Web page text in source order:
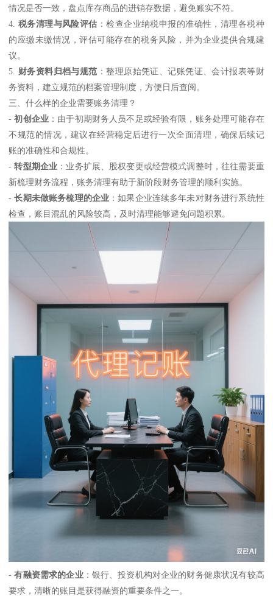
情况是否一致，盘点库存商品的进销存数据，避免账实不符。
4. 税务清理与风险评估 ：检查企业纳税申报的准确性，清理各税种
的应缴未缴情况，评估可能存在的税务风险，并为企业提供合规建
议。
5. 财务资料归档与规范 ：整理原始凭证、记账凭证、会计报表等财
务资料，建立规范的档案管理制度，方便日后查阅。
三、什么样的企业需要账务清理？
-初创企业 ：由于初期财务人员不足或经验有限，账务处理可能存在
不规范的情况，建议在经营稳定后进行一次全面清理，确保后续记
账的准确性和合规性。
-转型期企业 ：业务扩展、股权变更或经营模式调整时，往往需要重
新梳理财务流程，账务清理有助于新阶段财务管理的顺利实施。
-长期未做账务梳理的企业 ：如果企业连续多年未对财务进行系统性
检查，账目混乱的风险较高，及时清理能够避免问题积累。
-有融资需求的企业：银行、投资机构对企业的财务健康状况有较高
要求，清晰的账目是获得融资的重要条件之一。